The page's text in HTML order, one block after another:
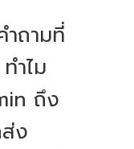
ถามที่
ำไม
ถึง
ง